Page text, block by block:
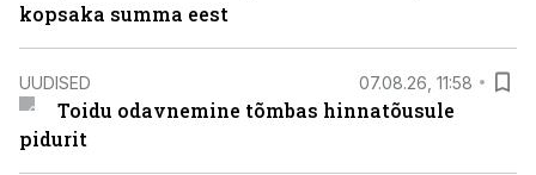
kopsaka summa eest
UUDISED 07.08.26, 11:58
Toidu odavnemine tõmbas hinnatõusule
pidurit